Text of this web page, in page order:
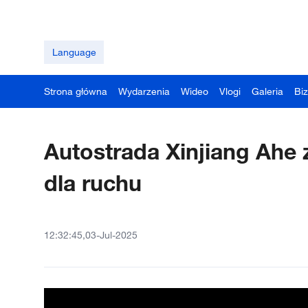
Language
Strona główna Wydarzenia Wideo Vlogi Galeria
Autostrada Xinjiang Ahe
dla ruchu
12:32:45,03-Jul-2025